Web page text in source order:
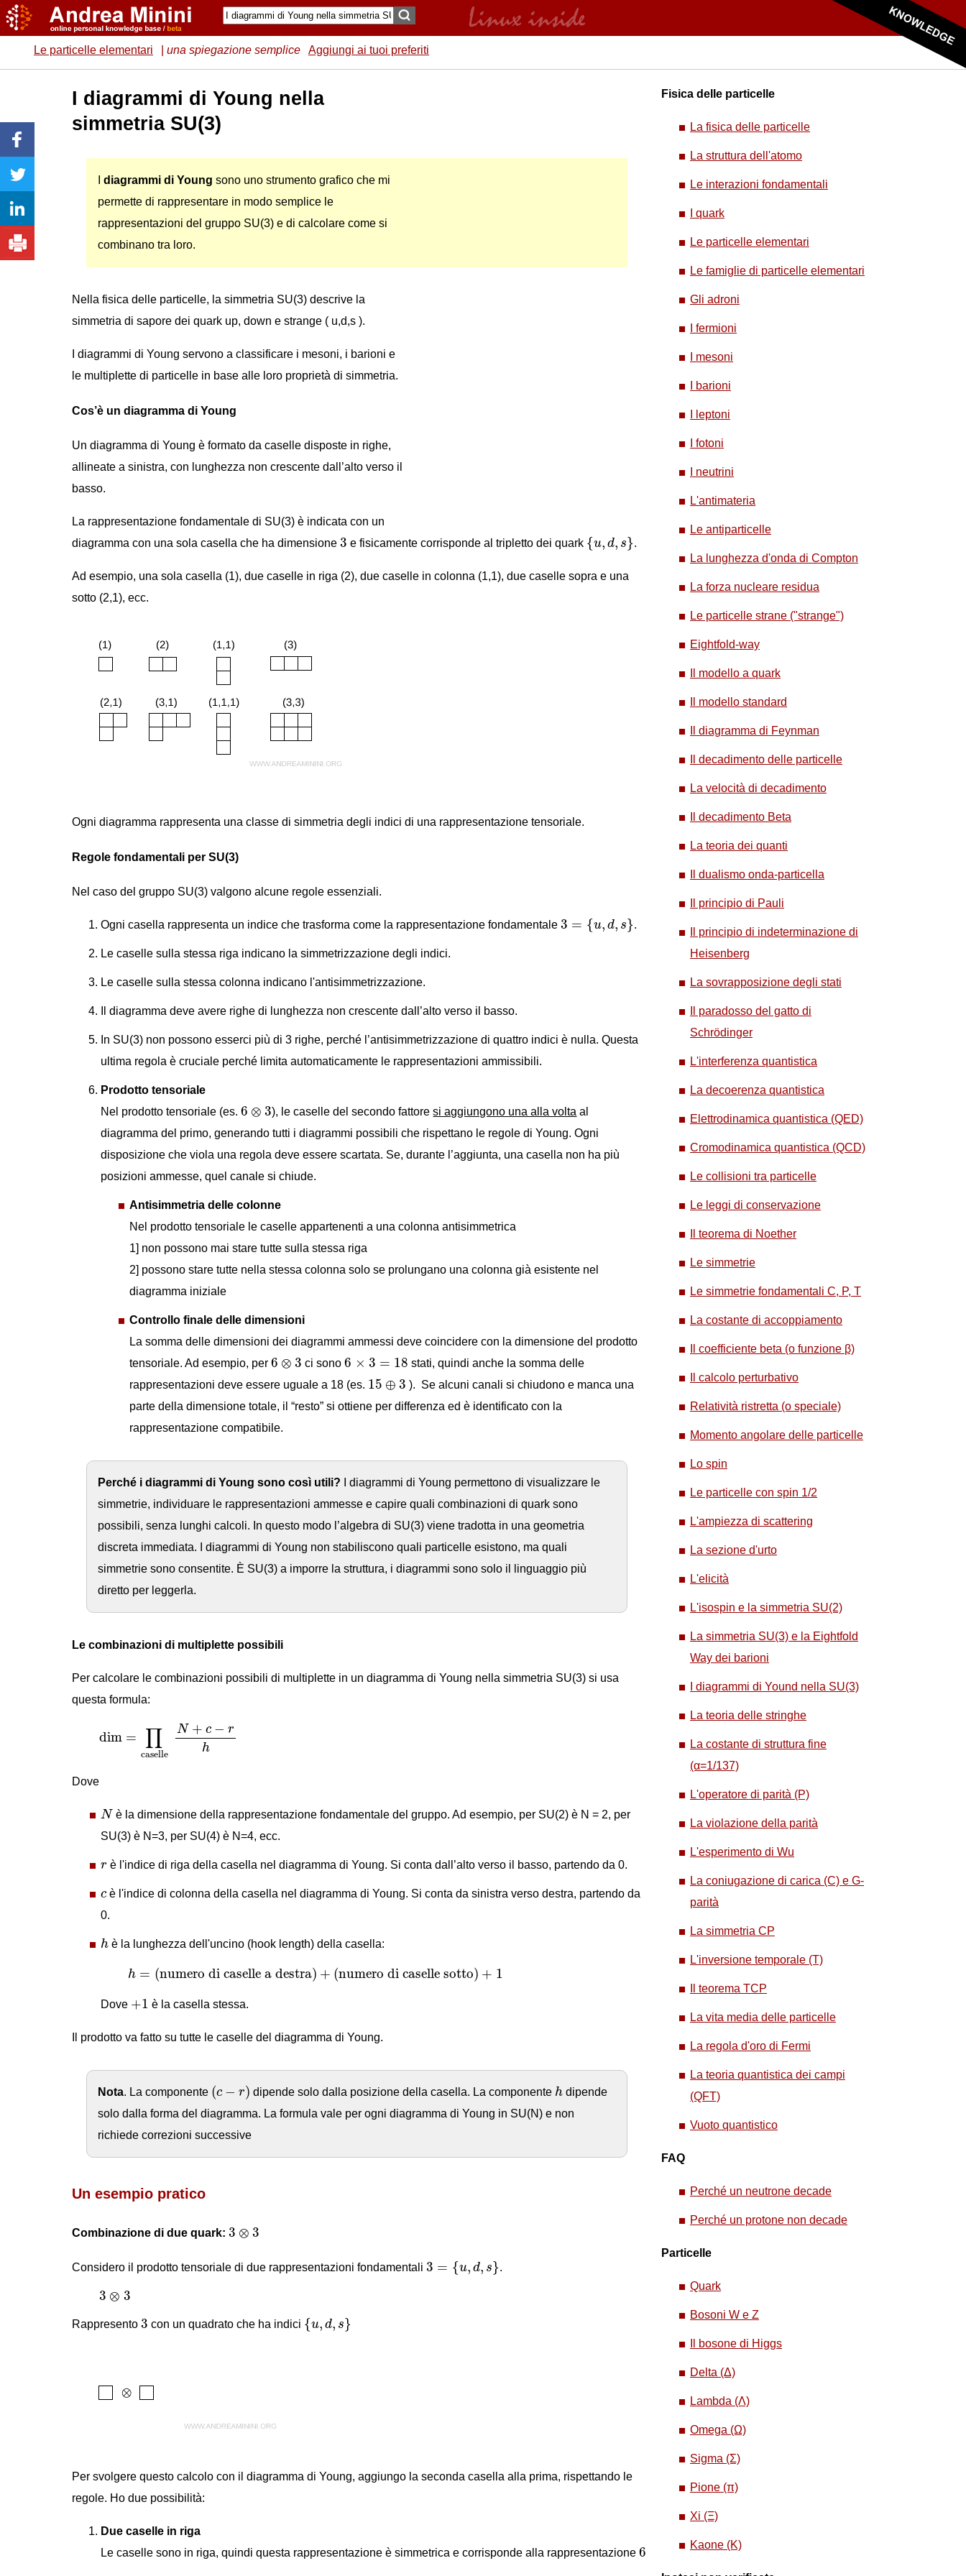
Le particelle elementari una spiegazione semplice Aggiungi ai tuoi preferiti
I diagrammi di Young nella
simmetria SU(3)
diagrammi di Young sono uno strumento grafico che mi
permette di rappresentare in modo semplice le
rappresentazioni del gruppo SU(3) e di calcolare come si
combinano tra loro.
Nella fisica delle particelle, la simmetria SU(3) descrive la
simmetria di sapore dei quark up, down e strange ( u,d,s ).
I diagrammi di Young servono a classificare i mesoni, i barioni e
le multiplette di particelle in base alle loro proprietà di simmetria.
Cos’è un diagramma di Young
Un diagramma di Young è formato da caselle disposte in righe,
allineate a sinistra, con lunghezza non crescente dall’alto verso il
basso.
La rappresentazione fondamentale di SU(3) è indicata con un
diagramma con una sola casella che ha dimensione 3
3 e fisicamente corrisponde al tripletto dei quark {u, d, s}
{u ,s .
Ad esempio, una sola casella (1), due caselle in riga (2), due caselle in colonna (1,1), due caselle sopra e una
sotto (2,1), ecc.
Ogni diagramma rappresenta una classe di simmetria degli indici di una rappresentazione tensoriale.
Regole fondamentali per SU(3)
Nel caso del gruppo SU(3) valgono alcune regole essenziali.
Ogni casella rappresenta un indice che trasforma come la rappresentazione fondamentale 3 = {u, d, s}
3 ,d } .
Le caselle sulla stessa riga indicano la simmetrizzazione degli indici.
Le caselle sulla stessa colonna indicano l'antisimmetrizzazione.
Il diagramma deve avere righe di lunghezza non crescente dall’alto verso il basso.
In SU(3) non possono esserci più di 3 righe, perché l’antisimmetrizzazione di quattro indici è nulla. Questa
ultima regola è cruciale perché limita automaticamente le rappresentazioni ammissibili.
Prodotto tensoriale
Nel prodotto tensoriale (es. 6 ⊗ 3
6 ⊗ 3 ), le caselle del secondo fattoresi aggiungono una alla volta al
diagramma del primo, generando tutti i diagrammi possibili che rispettano le regole di Young. Ogni
disposizione che viola una regola deve essere scartata. Se, durante l’aggiunta, una casella non ha più
posizioni ammesse, quel canale si chiude.
Antisimmetria delle colonne
Nel prodotto tensoriale le caselle appartenenti a una colonna antisimmetrica
1] non possono mai stare tutte sulla stessa riga
2] possono stare tutte nella stessa colonna solo se prolungano una colonna già esistente nel
diagramma iniziale
Controllo finale delle dimensioni
La somma delle dimensioni dei diagrammi ammessi deve coincidere con la dimensione del prodotto
tensoriale. Ad esempio, per 6 ⊗ 3
6 ⊗ 3 ci sono6 × 3 = 18
6 × 3 =
stati, quindi anche la somma delle
rappresentazioni deve essere uguale a 18 (es. 15 ⊕ 3
15 ⊕ 3 ). Se alcuni canali si chiudono e manca una
parte della dimensione totale, il “resto” si ottiene per differenza ed è identificato con la
rappresentazione compatibile.
Perché i diagrammi di Young sono così utili? I diagrammi di Young permettono di visualizzare le
simmetrie, individuare le rappresentazioni ammesse e capire quali combinazioni di quark sono
possibili, senza lunghi calcoli. In questo modo l’algebra di SU(3) viene tradotta in una geometria
discreta immediata. I diagrammi di Young non stabiliscono quali particelle esistono, ma quali
simmetrie sono consentite. È SU(3) a imporre la struttura, i diagrammi sono solo il linguaggio più
diretto per leggerla.
Le combinazioni di multiplette possibili
Per calcolare le combinazioni possibili di multiplette in un diagramma di Young nella simmetria SU(3) si usa
questa formula:
dim = ∏
caselle
N + c − r
h
caselle N
Dove
N
N è la dimensione della rappresentazione fondamentale del gruppo. Ad esempio, per SU(2) è N = 2, per
SU(3) è N=3, per SU(4) è N=4, ecc.
r
r è l'indice di riga della casella nel diagramma di Young. Si conta dall’alto verso il basso, partendo da 0.
c
c è l'indice di colonna della casella nel diagramma di Young. Si conta da sinistra verso destra, partendo da
0.
h
h è la lunghezza dell'uncino (hook length) della casella:
h = (numero di caselle a destra) + (numero di caselle sotto) + 1
numero di caselle a destra + numero di caselle sotto) + 1
Dove +1
+ 1 è la casella stessa.
Il prodotto va fatto su tutte le caselle del diagramma di Young.
Nota. La componente (c − r)
( dipende solo dalla posizione della casella. La componente h
h dipende
solo dalla forma del diagramma. La formula vale per ogni diagramma di Young in SU(N) e non
richiede correzioni successive
Un esempio pratico
Combinazione di due quark: 3 ⊗ 3
3 ⊗ 3
Considero il prodotto tensoriale di due rappresentazioni fondamentali 3 = {u, d, s}
3 ,d } .
3 ⊗ 3
3 ⊗ 3
Rappresento 3
3 con un quadrato che ha indici {u, d, s}
{u ,s
Per svolgere questo calcolo con il diagramma di Young, aggiungo la seconda casella alla prima, rispettando le
regole. Ho due possibilità:
Due caselle in riga
Le caselle sono in riga, quindi questa rappresentazione è simmetrica e corrisponde alla rappresentazione 6
6
Fisica delle particelle
La fisica delle particelle
La struttura dell'atomo
Le interazioni fondamentali
I quark
Le particelle elementari
Le famiglie di particelle elementari
Gli adroni
I fermioni
I mesoni
I barioni
I leptoni
I fotoni
I neutrini
L'antimateria
Le antiparticelle
La lunghezza d'onda di Compton
La forza nucleare residua
Le particelle strane ("strange")
Eightfold-way
Il modello a quark
Il modello standard
Il diagramma di Feynman
Il decadimento delle particelle
La velocità di decadimento
Il decadimento Beta
La teoria dei quanti
Il dualismo onda-particella
Il principio di Pauli
Il principio di indeterminazione di
Heisenberg
La sovrapposizione degli stati
Il paradosso del gatto di
Schrödinger
L'interferenza quantistica
La decoerenza quantistica
Elettrodinamica quantistica (QED)
Cromodinamica quantistica (QCD)
Le collisioni tra particelle
Le leggi di conservazione
Il teorema di Noether
Le simmetrie
Le simmetrie fondamentali C, P, T
La costante di accoppiamento
Il coefficiente beta (o funzione β)
Il calcolo perturbativo
Relatività ristretta (o speciale)
Momento angolare delle particelle
Lo spin
Le particelle con spin 1/2
L'ampiezza di scattering
La sezione d'urto
L'elicità
L'isospin e la simmetria SU(2)
La simmetria SU(3) e la Eightfold
Way dei barioni
I diagrammi di Yound nella SU(3)
La teoria delle stringhe
La costante di struttura fine
(α=1/137)
L'operatore di parità (P)
La violazione della parità
L'esperimento di Wu
La coniugazione di carica (C) e G-
parità
La simmetria CP
L'inversione temporale (T)
Il teorema TCP
La vita media delle particelle
La regola d'oro di Fermi
La teoria quantistica dei campi
(QFT)
Vuoto quantistico
FAQ
Perché un neutrone decade
Perché un protone non decade
Particelle
Quark
Bosoni W e Z
Il bosone di Higgs
Delta (Δ)
Lambda (Λ)
Omega (Ω)
Sigma (Σ)
Pione (π)
Xi (Ξ)
Kaone (K)